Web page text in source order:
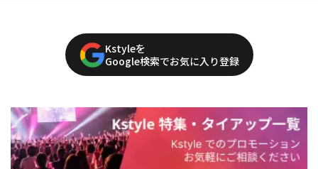
Kstyleを
Google検索でお気に入り登録